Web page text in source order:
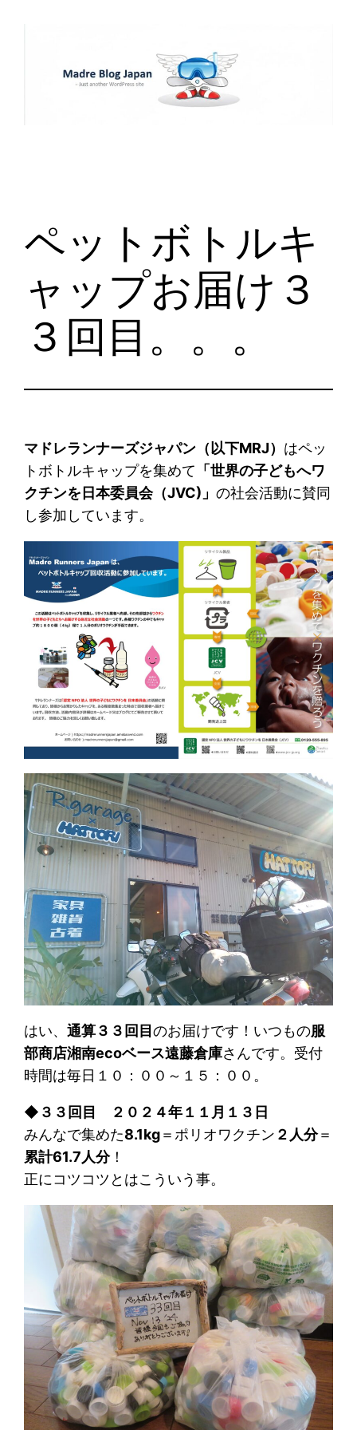
ペットボトルキ
ャップお届け３
３回目。。。
マドレランナーズジャパン（以下MRJ） はペッ
トボトルキャップを集めて 「世界の子どもへワ
クチンを日本委員会（JVC)」の社会活動に賛同
し参加しています。
はい、通算３３回目のお届けです！いつもの服
部商店湘南ecoベース遠藤倉庫さんです。受付
時間は毎日１０：００～１５：００。
◆ ３３回目 ２０２４年１１月１３日
みんなで集めた8.1kg＝ポリオワクチン ２人分＝
累計61.7人分！
正にコツコツとはこういう事。